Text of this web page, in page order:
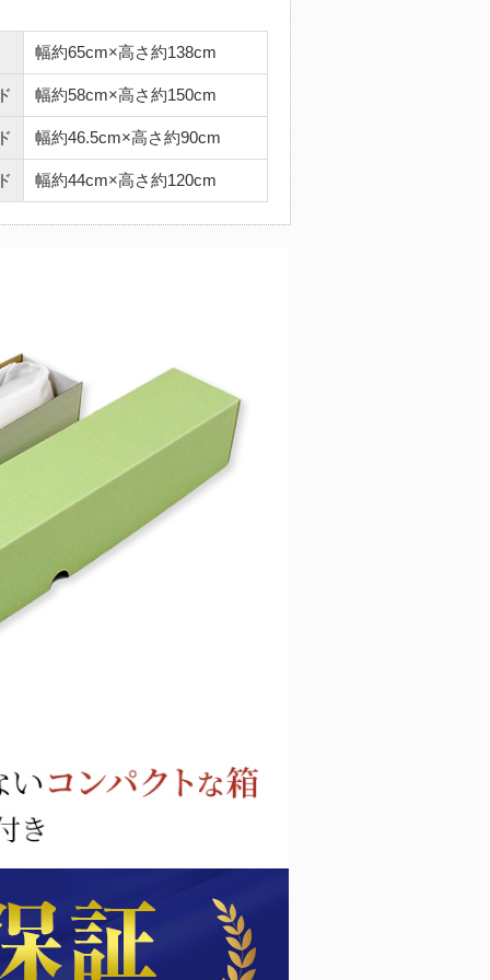
幅約65cm×高さ約138cm
幅約58cm×高さ約150cm
幅約46.5cm×高さ約90cm
幅約44cm×高さ約120cm